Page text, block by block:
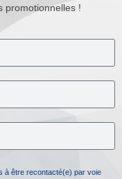
promotionnelles !
à être recontacté(e) par voie